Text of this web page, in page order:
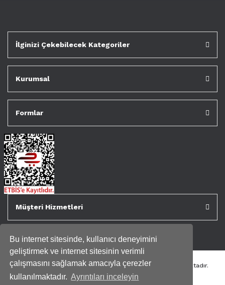
Bu internet sitesinde, kullanıcı deneyimini
geliştirmek ve internet sitesinin verimli
çalışmasını sağlamak amacıyla çerezler
kullanılmaktadır. Ayrıntıları inceleyin
İlginizi Çekebilecek Kategoriler
Kurumsal
Formlar
Müşteri Hizmetleri
Tüm kredi kartı bilgileriniz 256bit SSL Sertifikası ile korunmaktadır.
Genispencere.com Tüm Hakları Saklıdır.